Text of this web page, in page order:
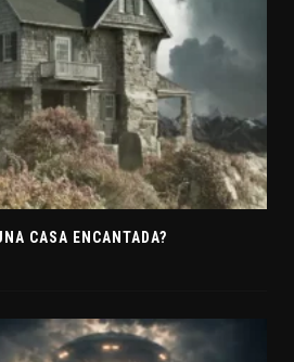
CASA ENCANTADA?